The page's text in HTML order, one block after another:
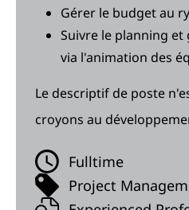
Gérer le budget au
Suivre le planning et
via l'animation des
Le descriptif de poste
croyons au
Fulltime
Project